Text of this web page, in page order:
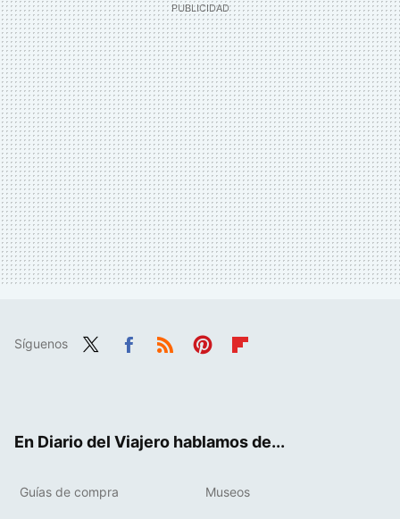
Síguenos
En Diario del Viajero hablamos de...
Guías de compra Museos